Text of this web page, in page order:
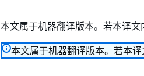
本文属于机器翻译版本。若本译文
本文属于机器翻译版本。若本